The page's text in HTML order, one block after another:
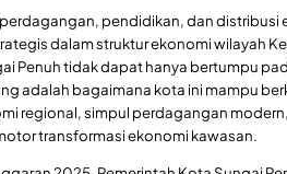
pendidikan, dan distribusi
dalam struktur ekonomi wilayah
Penuh tidak dapat hanya bertumpu
adalah bagaimana kota ini mampu
regional, simpul perdagangan
transformasi ekonomi kawasan.